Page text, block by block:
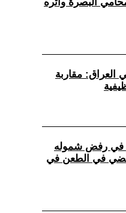
العراق: مقاربة
في رفض شموله
في الطعن في